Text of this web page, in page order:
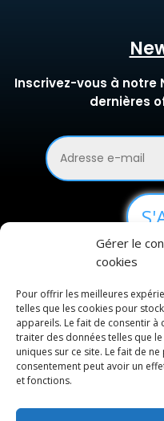
Gérer le
cookies
Pour offrir les meilleures
telles que les cookies pour
appareils. Le fait de consentir
traiter des données telles que
uniques sur ce site. Le fait de
consentement peut avoir un
et fonctions.
Inscrivez-vous à notre
dernières
POLITIQUE